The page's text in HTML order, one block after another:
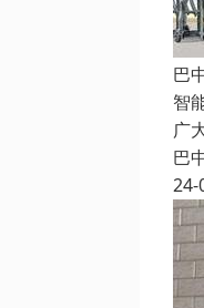
巴
智
广
巴
24-